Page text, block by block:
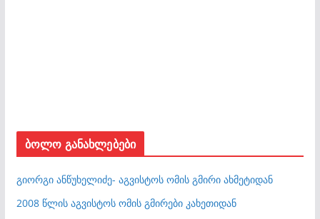
ბოლო განახლებები
გიორგი ანწუხელიძე- აგვისტოს ომის გმირი ახმეტიდან
2008 წლის აგვისტოს ომის გმირები კახეთიდან